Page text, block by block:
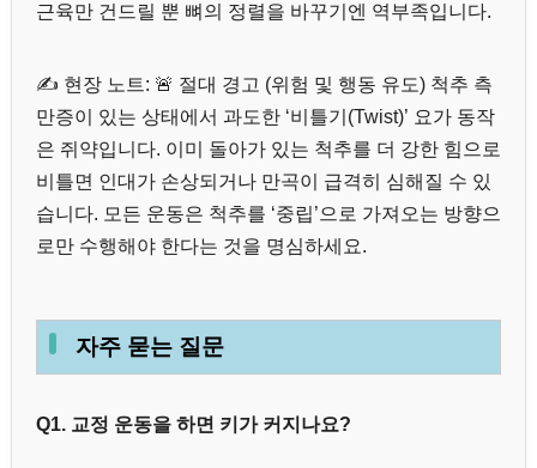
근육만 건드릴 뿐 뼈의 정렬을 바꾸기엔 역부족입니다.
✍️ 현장 노트: 🚨 절대 경고 (위험 및 행동 유도) 척추 측
만증이 있는 상태에서 과도한 ‘비틀기(Twist)’ 요가 동작
은 쥐약입니다. 이미 돌아가 있는 척추를 더 강한 힘으로
비틀면 인대가 손상되거나 만곡이 급격히 심해질 수 있
습니다. 모든 운동은 척추를 ‘중립’으로 가져오는 방향으
로만 수행해야 한다는 것을 명심하세요.
자주 묻는 질문
Q1. 교정 운동을 하면 키가 커지나요?